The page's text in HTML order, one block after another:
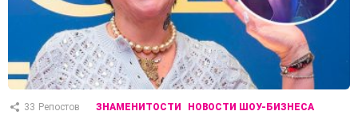
33 Репостов ЗНАМЕНИТОСТИ НОВОСТИ ШОУ-БИЗНЕСА